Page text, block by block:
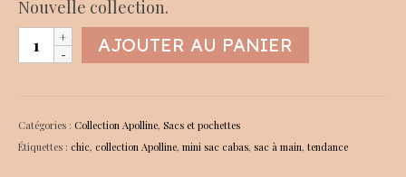
Nouvelle collection.
quantité
de
Apolline
bleu
AJOUTER AU PANIER
Catégories : Collection Apolline, Sacs et pochettes
Étiquettes : chic, collection Apolline, mini sac cabas, sac à main, tendance